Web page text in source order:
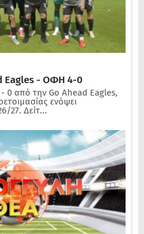
Eagles - ΟΦΗ 4-0
0 από την Go Ahead Eagles,
ενόψει
27. Δείτ...